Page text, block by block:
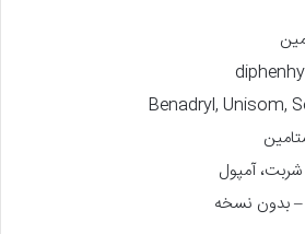
آمپول
– بدون نسخه